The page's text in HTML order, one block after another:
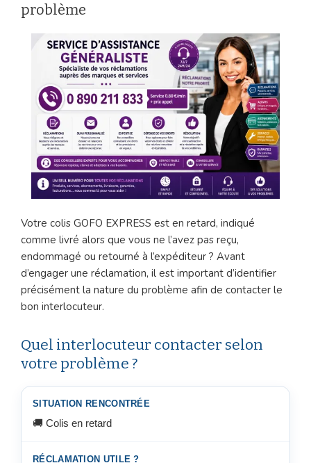
problème
Votre colis GOFO EXPRESS est en retard, indiqué
comme livré alors que vous ne l’avez pas reçu,
endommagé ou retourné à l’expéditeur ? Avant
d’engager une réclamation, il est important d’identifier
précisément la nature du problème afin de contacter le
bon interlocuteur.
Quel interlocuteur contacter selon
votre problème ?
🚚 Colis en retard